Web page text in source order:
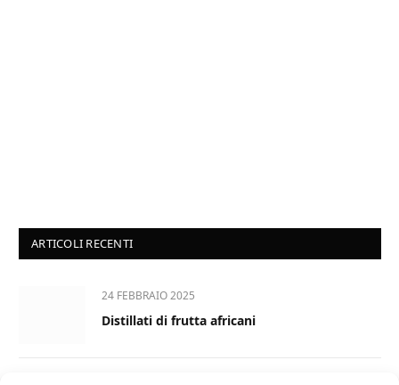
ARTICOLI RECENTI
24 FEBBRAIO 2025
Distillati di frutta africani